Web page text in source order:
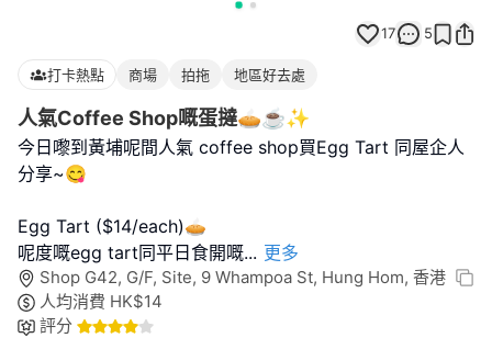
17 5
打卡熱點 商場 拍拖 地區好去處
人氣Coffee Shop嘅蛋撻🥧☕️✨
今日嚟到黃埔呢間人氣 coffee shop買Egg Tart 同屋企人
分享~😋
Egg Tart ($14/each)🥧
呢度嘅egg tart同平日食開嘅... 更多
Shop G42, G/F, Site, 9 Whampoa St, Hung Hom, 香港
人均消費 HK$14
評分